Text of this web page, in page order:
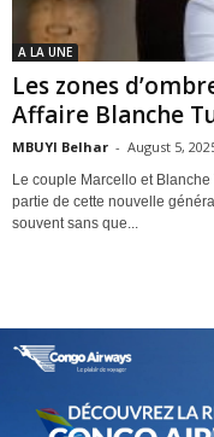
A LA UNE
Les zones
Affaire Blanche
MBUYI Belhar - August 5,
Le couple Marcello et
partie de cette nouvelle
souvent sans que...